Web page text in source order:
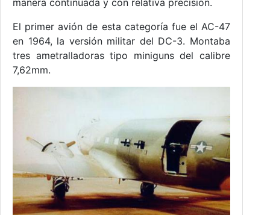
manera continuada y con relativa precisión.
El primer avión de esta categoría fue el AC-47
en 1964, la versión militar del DC-3. Montaba
tres ametralladoras tipo miniguns del calibre
7,62mm.